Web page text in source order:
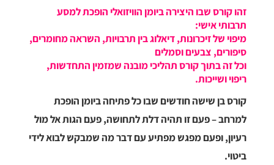
זהו קורס שבו היצירה ביומן הוויזואלי הופכת למסע
תרבותי אישי:
מיפוי של זיכרונות, דיאלוג בין תרבויות, השראה מחומרים,
סיפורים, צבעים וסמלים
וכל זה בתוך קורס תהליכי מובנה שמזמין התחדשות,
ריפוי ושייכות.
קורס בן שישה חודשים שבו כל פתיחה ביומן הופכת
למרחב –פעם זו תהיה דלת לתחושה, פעם הגות אל מול
רעיון, ופעם מפגש מפתיע עם דבר מה שמבקש לבוא לידי
ביטוי.